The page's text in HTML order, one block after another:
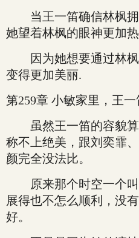
当王一笛确信林枫拥
她望着林枫的眼神更加热
因为她想要通过林枫
变得更加美丽.
第259章 小敏家里，王
虽然王一笛的容貌算
称不上绝美，跟刘奕霏
颜完全没法比。
原来那个时空一个叫
展得也不怎么顺利，没
好。